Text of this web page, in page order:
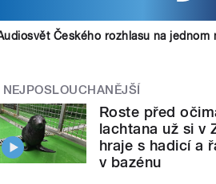
Českého rozhlasu na jednom
NEJPOSLOUCHANĚJŠÍ
Roste před
lachtana už si v
hraje s hadicí a
v bazénu